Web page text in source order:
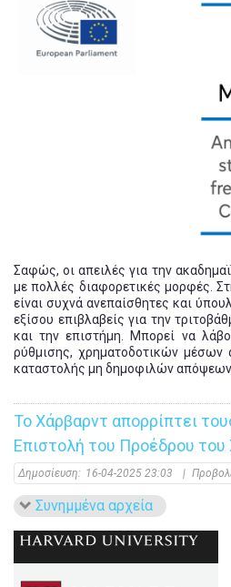
Σαφώς, οι απειλές για την
με πολλές διαφορετικές μορφές.
είναι συχνά ανεπαίσθητες και
εξίσου επιβλαβείς για την
και την επιστήμη. Μπορεί να
ρύθμισης, χρηματοδοτικών
καταστολής μη δημοφιλών απόψεων
Το Χάρβαρντ απορρίπτει
Επιστολή του Προέδρου του
Δημοσίευση: 16-04-2025 23:03 |
Συνημμένα αρχεία